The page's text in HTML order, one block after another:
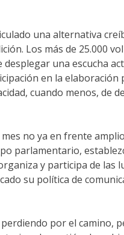
una alternativa
Los más de 25.000
una escucha
en la
cuando menos, de
no ya en frente
parlamentario,
y participa de las
su política de
por el